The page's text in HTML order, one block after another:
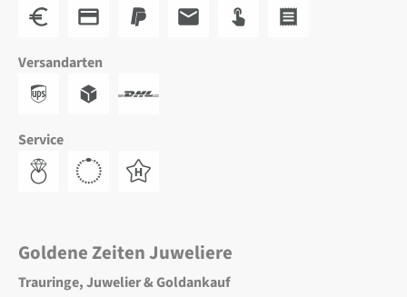
Versandarten
Service
Goldene Zeiten Juweliere
Trauringe, Juwelier & Goldankauf